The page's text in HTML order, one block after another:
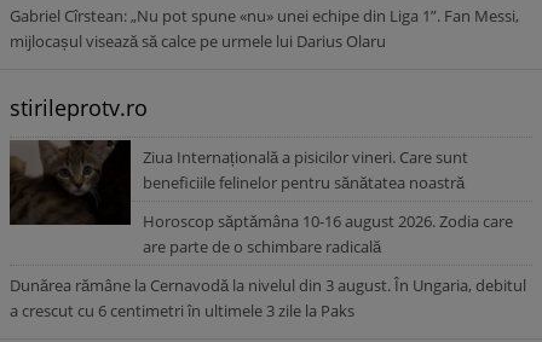
Gabriel Cîrstean: „Nu pot spune «nu» unei echipe din Liga 1”. Fan Messi,
mijlocașul visează să calce pe urmele lui Darius Olaru
stirileprotv.ro
Ziua Internațională a pisicilor vineri. Care sunt
beneficiile felinelor pentru sănătatea noastră
Horoscop săptămâna 10-16 august 2026. Zodia care
are parte de o schimbare radicală
Dunărea rămâne la Cernavodă la nivelul din 3 august. În Ungaria, debitul
a crescut cu 6 centimetri în ultimele 3 zile la Paks